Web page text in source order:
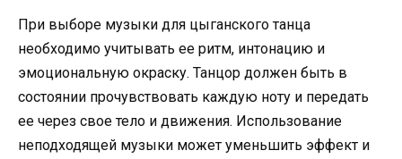
При выборе музыки для цыганского танца
необходимо учитывать ее ритм, интонацию и
эмоциональную окраску. Танцор должен быть в
состоянии прочувствовать каждую ноту и передать
ее через свое тело и движения. Использование
неподходящей музыки может уменьшить эффект и